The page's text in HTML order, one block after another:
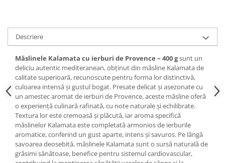
Descriere
Măslinele Kalamata cu ierburi de Provence – 400 gsunt un
deliciu autentic mediteranean, obținut din măsline Kalamata de
calitate superioară, recunoscute pentru forma lor distinctivă,
culoarea intensă și gustul bogat. Presate delicat și asezonate cu
un amestec aromat de ierburi de Provence, aceste măsline oferă
o experiență culinară rafinată, cu note naturale și echilibrate.
Textura lor este cremoasă și plăcută, iar aroma specifică
măslinelor Kalamata este completată armonios de ierburile
aromatice, conferind un gust aparte, intens și savuros. Pe lângă
savoarea deosebită, măslinele Kalamata sunt o sursă naturală de
grăsimi sănătoase, benefice pentru sistemul cardiovascular,